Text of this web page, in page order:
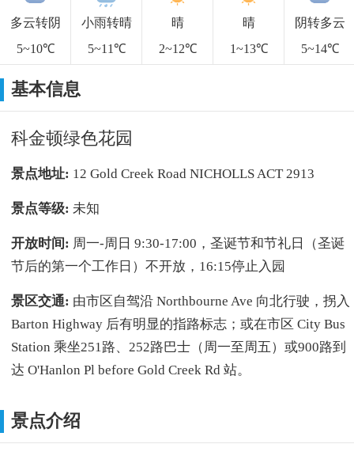
多云转阴
5~10℃
小雨转晴
5~11℃
晴
2~12℃
晴
1~13℃
阴转多云
5~14℃
基本信息
科金顿绿色花园
景点地址: 12 Gold Creek Road NICHOLLS ACT 2913
景点等级:未知
开放时间: 周一-周日 9:30-17:00，圣诞节和节礼日（圣诞
节后的第一个工作日）不开放，16:15停止入园
景区交通: 由市区自驾沿 Northbourne Ave 向北行驶，拐入
Barton Highway 后有明显的指路标志；或在市区 City Bus
Station 乘坐251路、252路巴士（周一至周五）或900路到
达 O'Hanlon Pl before Gold Creek Rd 站。
景点介绍